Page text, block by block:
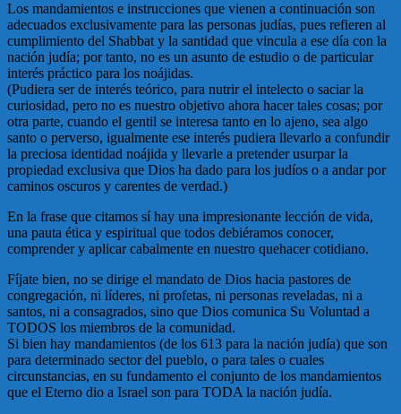
Los mandamientos e instrucciones que vienen a continuación son
adecuados exclusivamente para las personas judías, pues refieren al
cumplimiento del Shabbat y la santidad que vincula a ese día con la
nación judía; por tanto, no es un asunto de estudio o de particular
interés práctico para los noájidas.
(Pudiera ser de interés teórico, para nutrir el intelecto o saciar la
curiosidad, pero no es nuestro objetivo ahora hacer tales cosas; por
otra parte, cuando el gentil se interesa tanto en lo ajeno, sea algo
santo o perverso, igualmente ese interés pudiera llevarlo a confundir
la preciosa identidad noájida y llevarle a pretender usurpar la
propiedad exclusiva que Dios ha dado para los judíos o a andar por
caminos oscuros y carentes de verdad.)
En la frase que citamos sí hay una impresionante lección de vida,
una pauta ética y espiritual que todos debiéramos conocer,
comprender y aplicar cabalmente en nuestro quehacer cotidiano.
Fíjate bien, no se dirige el mandato de Dios hacia pastores de
congregación, ni líderes, ni profetas, ni personas reveladas, ni a
santos, ni a consagrados, sino que Dios comunica Su Voluntad a
TODOS los miembros de la comunidad.
Si bien hay mandamientos (de los 613 para la nación judía) que son
para determinado sector del pueblo, o para tales o cuales
circunstancias, en su fundamento el conjunto de los mandamientos
que el Eterno dio a Israel son para TODA la nación judía.